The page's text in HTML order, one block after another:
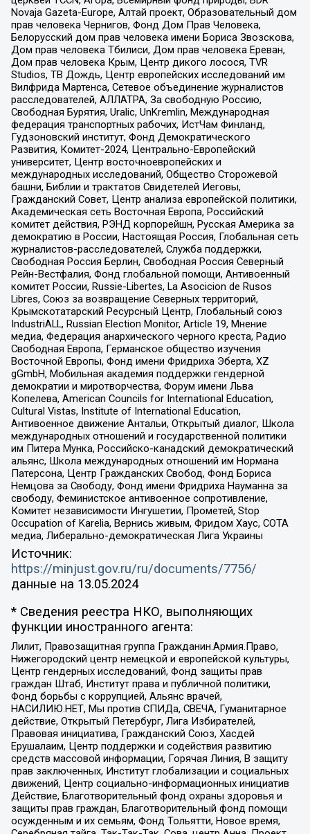
Novaja Gazeta-Europe, Алтай проект, Образовательный дом
прав человека Чернигов, Фонд Дом Прав Человека,
Белорусский дом прав человека имени Бориса Звозскова,
Дом прав человека Тбилиси, Дом прав человека Ереван,
Дом прав человека Крым, Центр дикого лосося, TVR
Studios, ТВ Дождь, Центр европейских исследований им
Вилфрида Мартенса, Сетевое объединение журналистов
расследователей, АЛЛАТРА, За свободную Россию,
Свободная Бурятия, Uralic, UnKremlin, Международная
федерация транспортных рабочих, ИстЧам Финланд,
Гудзоновский институт, Фонд Демократического
Развития, Комитет-2024, Центрально-Европейский
университет, Центр восточноевропейских и
международных исследований, Общество Сторожевой
башни, Библии и трактатов Свидетелей Иеговы,
Гражданский Совет, Центр анализа европейской политики,
Академическая сеть Восточная Европа, Российский
комитет действия, РЭНД корпорейшн, Русская Америка за
демократию в России, Настоящая Россия, Глобальная сеть
журналистов-расследователей, Служба поддержки,
Свободная Россия Берлин, Свободная Россия Северный
Рейн-Вестфалия, Фонд глобальной помощи, Антивоенный
комитет России, Russie-Libertes, La Asocicion de Rusos
Libres, Союз за возвращение Северных территорий,
Крымскотатарский Ресурсный Центр, Глобальный союз
IndustriALL, Russian Election Monitor, Article 19, Мнение
медиа, Федерация анархического черного креста, Радио
Свободная Европа, Германское общество изучения
Восточной Европы, Фонд имени Фридриха Эберта, XZ
gGmbH, Мобильная академия поддержки гендерной
демократии и миротворчества, Форум имени Льва
Копелева, American Councils for International Education,
Cultural Vistas, Institute of International Education,
Антивоенное движение Антальи, Открытый диалог, Школа
международных отношений и государственной политики
им Питера Мунка, Российско-канадский демократический
альянс, Школа международных отношений им Нормана
Патерсона, Центр Гражданских Свобод, Фонд Бориса
Немцова за Свободу, Фонд имени Фридриха Науманна за
свободу, Феминистское антивоенное сопротивление,
Комитет независимости Ингушетии, Прометей, Stop
Occupation of Karelia, Вернись живым, Фридом Хаус, СОТА
медиа, Либерально-демократическая Лига Украины
Источник:
https://minjust.gov.ru/ru/documents/7756/
данные на 13.05.2024
* Сведения реестра НКО, выполняющих
функции иностранного агента:
Лилит, Правозащитная группа Гражданин.Армия.Право,
Нижегородский центр немецкой и европейской культуры,
Центр гендерных исследований, Фонд защиты прав
граждан Штаб, Институт права и публичной политики,
Фонд борьбы с коррупцией, Альянс врачей,
НАСИЛИЮ.НЕТ, Мы против СПИДа, СВЕЧА, Гуманитарное
действие, Открытый Петербург, Лига Избирателей,
Правовая инициатива, Гражданский Союз, Хасдей
Ерушалаим, Центр поддержки и содействия развитию
средств массовой информации, Горячая Линия, В защиту
прав заключенных, Институт глобализации и социальных
движений, Центр социально-информационных инициатив
Действие, Благотворительный фонд охраны здоровья и
защиты прав граждан, Благотворительный фонд помощи
осужденным и их семьям, Фонд Тольятти, Новое время,